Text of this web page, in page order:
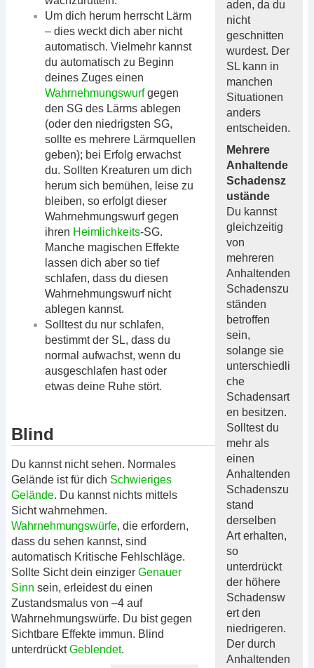
aden, da du
nicht
geschnitten
wurdest. Der
SL kann in
manchen
Situationen
anders
entscheiden.
Mehrere
Anhaltende
Schadensz
ustände
Du kannst
gleichzeitig
von
mehreren
Anhaltenden
Schadenszu
ständen
betroffen
sein,
solange sie
unterschiedli
che
Schadensart
en besitzen.
Solltest du
mehr als
einen
Anhaltenden
Schadenszu
stand
derselben
Art erhalten,
so
unterdrückt
der höhere
Schadensw
ert den
niedrigeren.
Der durch
Anhaltenden
Um dich herum herrscht Lärm
– dies weckt dich aber nicht
automatisch. Vielmehr kannst
du automatisch zu Beginn
deines Zuges einen
Wahrnehmungswurfgegen
den SG des Lärms ablegen
(oder den niedrigsten SG,
sollte es mehrere Lärmquellen
geben); bei Erfolg erwachst
du. Sollten Kreaturen um dich
herum sich bemühen, leise zu
bleiben, so erfolgt dieser
Wahrnehmungswurf gegen
ihren Heimlichkeits-SG.
Manche magischen Effekte
lassen dich aber so tief
schlafen, dass du diesen
Wahrnehmungswurf nicht
ablegen kannst.
Solltest du nur schlafen,
bestimmt der SL, dass du
normal aufwachst, wenn du
ausgeschlafen hast oder
etwas deine Ruhe stört.
Blind
Du kannst nicht sehen. Normales
Gelände ist für dich Schwieriges
Gelände. Du kannst nichts mittels
Sicht wahrnehmen.
Wahrnehmungswürfe, die erfordern,
dass du sehen kannst, sind
automatisch Kritische Fehlschläge.
Sollte Sicht dein einziger Genauer
Sinn sein, erleidest du einen
Zustandsmalus von –4 auf
Wahrnehmungswürfe. Du bist gegen
Sichtbare Effekte immun. Blind
unterdrücktGeblendet.